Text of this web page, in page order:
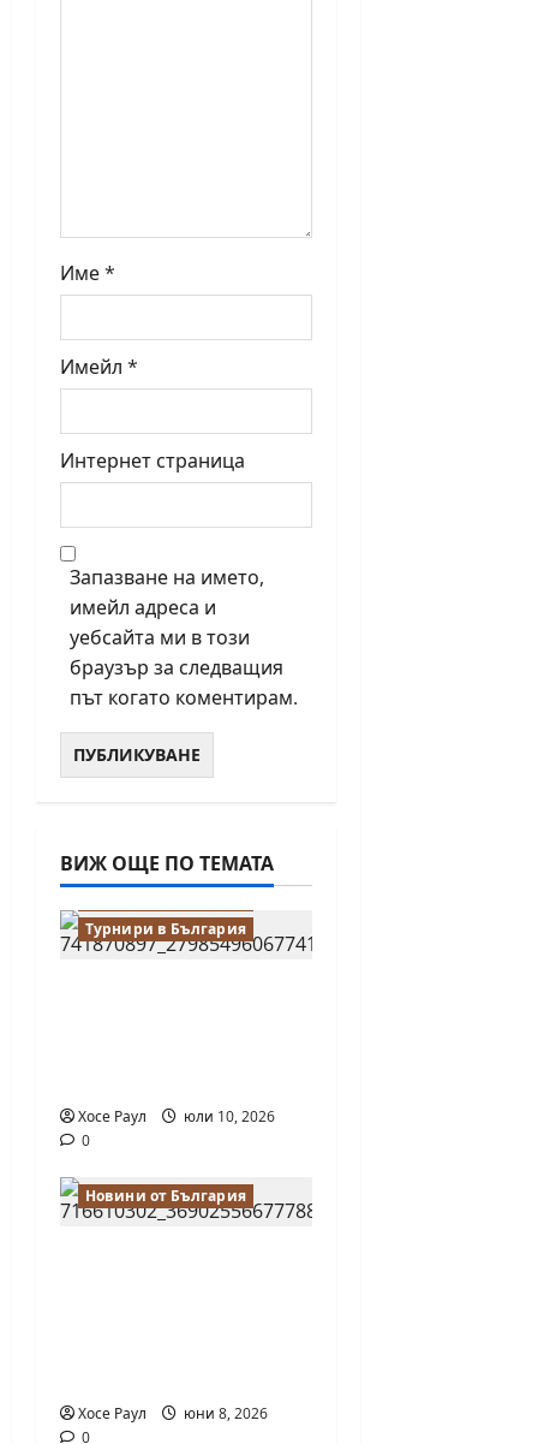
Име*
Имейл *
Интернет страница
Запазване на името,
имейл адреса и
уебсайта ми в този
браузър за следващия
път когато коментирам.
ВИЖ ОЩЕ ПО ТЕМАТА
Водещи
Турнири в България
Хосе Раул
юли 10, 2026
0
Новини от България
Хосе Раул
юни 8, 2026
0